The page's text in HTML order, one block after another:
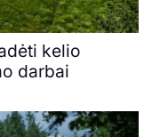
kelio
darbai